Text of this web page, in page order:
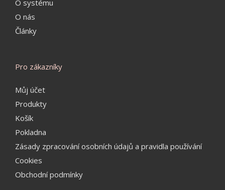
O systému
O nás
Články
Pro zákazníky
Můj účet
Produkty
Košík
Pokladna
Zásady zpracování osobních údajů a pravidla používání
Cookies
Obchodní podmínky